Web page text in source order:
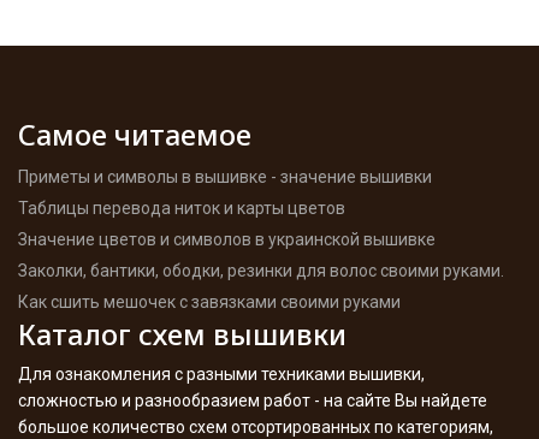
Самое читаемое
Приметы и символы в вышивке - значение вышивки
Таблицы перевода ниток и карты цветов
Значение цветов и символов в украинской вышивке
Заколки, бантики, ободки, резинки для волос своими руками.
Как сшить мешочек с завязками своими руками
Каталог схем вышивки
Для ознакомления с разными техниками вышивки,
сложностью и разнообразием работ - на сайте Вы найдете
большое количество схем отсортированных по категориям,